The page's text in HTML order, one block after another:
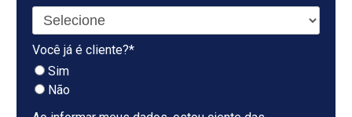
Você já é cliente?*
Sim
Não